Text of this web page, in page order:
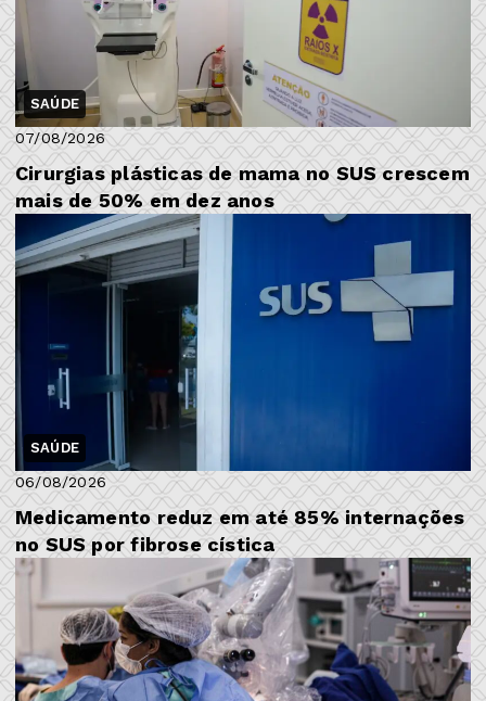
SAÚDE
07/08/2026
Cirurgias plásticas de mama no SUS crescem
mais de 50% em dez anos
SAÚDE
06/08/2026
Medicamento reduz em até 85% internações
no SUS por fibrose cística